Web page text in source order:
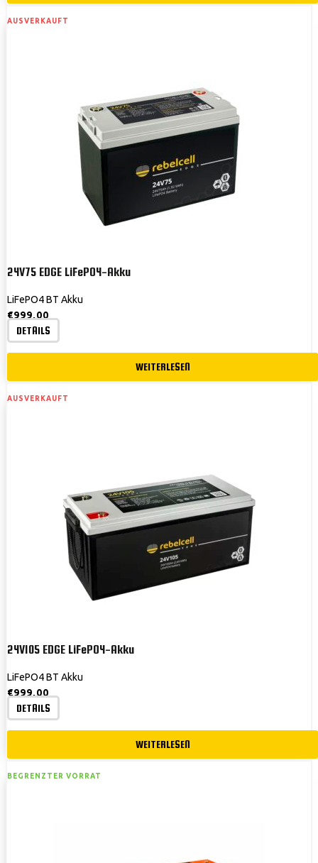
AUSVERKAUFT
24V75 EDGE LiFePO4-Akku
LiFePO4 BT Akku
€999,00
DETAILS
WEITERLESEN
AUSVERKAUFT
24V105 EDGE LiFePO4-Akku
LiFePO4 BT Akku
€999,00
DETAILS
WEITERLESEN
BEGRENZTER VORRAT